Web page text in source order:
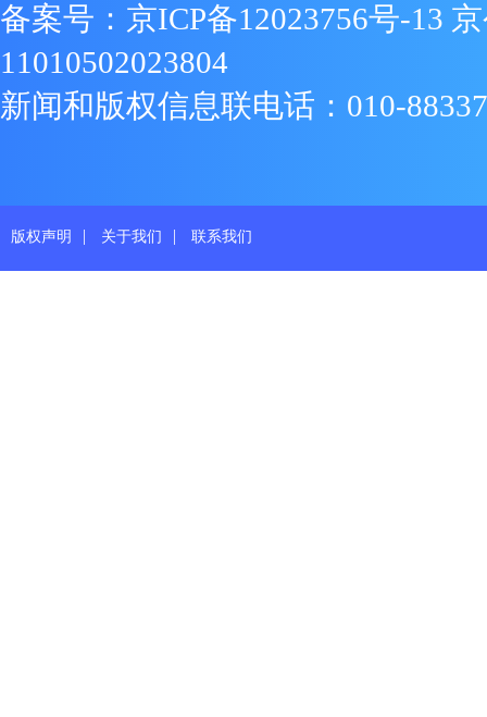
备案号： 京ICP备12023756号-13
11010502023804
新闻和版权信息联电话：010-
版权声明 | 关于我们 | 联系我们